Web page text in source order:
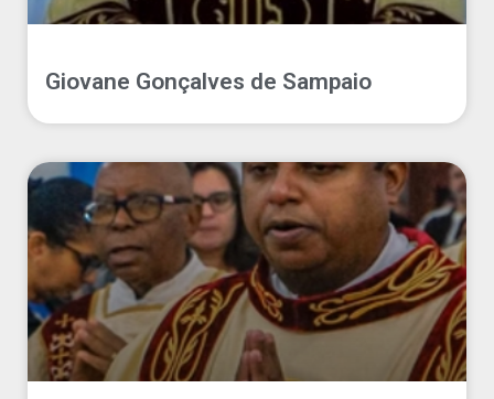
Giovane Gonçalves de Sampaio